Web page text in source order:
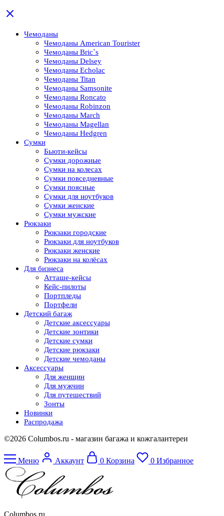
Чемоданы
Чемоданы American Tourister
Чемоданы Bric`s
Чемоданы Delsey
Чемоданы Echolac
Чемоданы Titan
Чемоданы Samsonite
Чемоданы Roncato
Чемоданы Robinzon
Чемоданы March
Чемоданы Magellan
Чемоданы Hedgren
Сумки
Бьюти-кейсы
Сумки дорожные
Сумки на колесах
Сумки повседневные
Сумки поясные
Сумки для ноутбуков
Сумки женские
Сумки мужские
Рюкзаки
Рюкзаки городские
Рюкзаки для ноутбуков
Рюкзаки женские
Рюкзаки на колёсах
Для бизнеса
Атташе-кейсы
Кейс-пилоты
Портпледы
Портфели
Детский багаж
Детские аксессуары
Детские зонтики
Детские сумки
Детские рюкзаки
Детские чемоданы
Аксессуары
Для женщин
Для мужчин
Для путешествий
Зонты
Новинки
Распродажа
©2026 Columbos.ru - магазин багажа и кожгалантереи
Меню Аккаунт 0 Корзина 0 Избранное